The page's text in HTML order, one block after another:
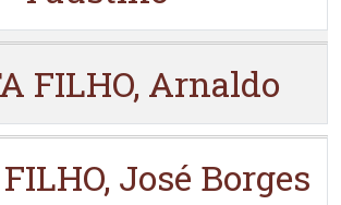
FILHO, Arnaldo
José Borges